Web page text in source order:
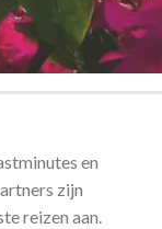
en
zijn
reizen aan.